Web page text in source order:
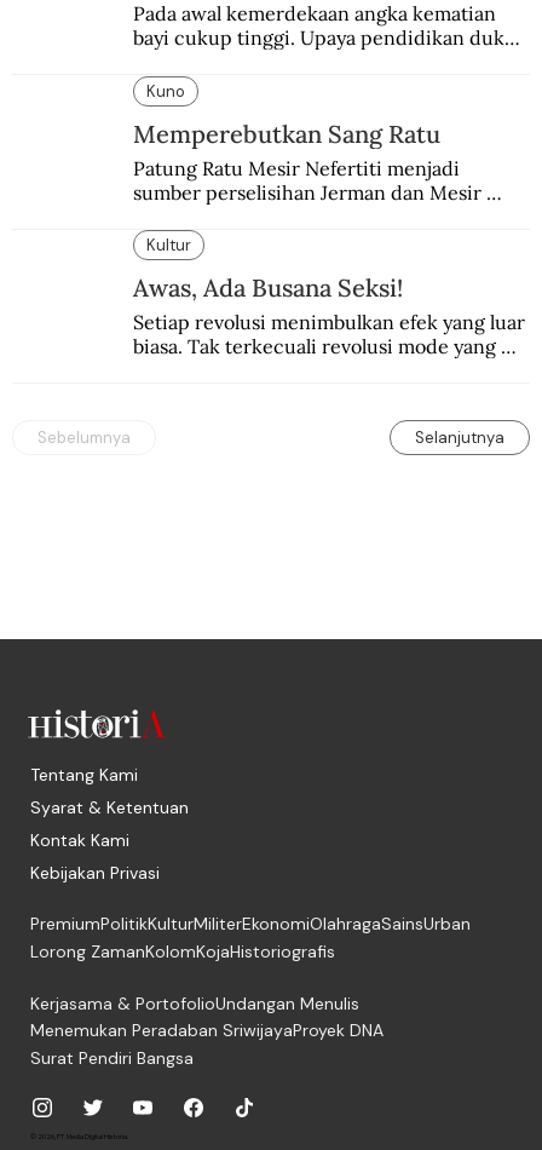
Pada awal kemerdekaan angka kematian
bayi cukup tinggi. Upaya pendidikan dukun
Kuno
Memperebutkan Sang Ratu
Patung Ratu Mesir Nefertiti menjadi
sumber perselisihan Jerman dan Mesir
Kultur
Awas, Ada Busana Seksi!
Setiap revolusi menimbulkan efek yang luar
biasa. Tak terkecuali revolusi mode yang
Sebelumnya Selanjutnya
Tentang Kami
Syarat & Ketentuan
Kontak Kami
Kebijakan Privasi
PremiumPolitikKulturMiliterEkonomiOlahragaSainsUrban
Lorong ZamanKolomKojaHistoriografis
Kerjasama & PortofolioUndangan Menulis
Menemukan Peradaban SriwijayaProyek DNA
Surat Pendiri Bangsa
© 2026, PT. Media Digital Historia.